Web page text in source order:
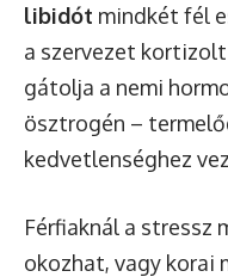
libidót mindkét fél
a szervezet
gátolja a nemi
ösztrogén –
kedvetlenséghez
Férfiaknál a stressz
okozhat, vagy korai